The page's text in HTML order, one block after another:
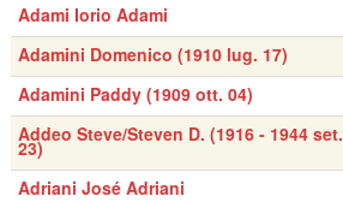
Adami Iorio Adami
Adamini Domenico (1910 lug. 17)
Adamini Paddy (1909 ott. 04)
Addeo Steve/Steven D. (1916 - 1944 set.
23)
Adriani José Adriani